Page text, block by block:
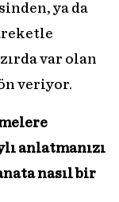
ya da
var olan
veriyor.
anlatmanızı
nasıl bir